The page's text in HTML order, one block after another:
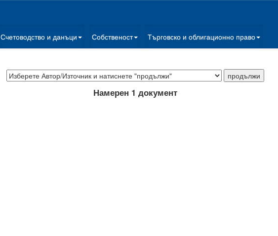
Счетоводство и данъци Собственост Търговско и облигационно право
Намерен 1 документ